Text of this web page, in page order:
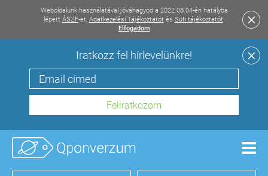
Weboldalunk használatával jóváhagyod a 2022.08.04-én hatályba
lépett ÁSZF-et, Adatkezelési Tájékoztatót és Süti tájékoztatót.
Elfogadom
Iratkozz fel hírlevelünkre!